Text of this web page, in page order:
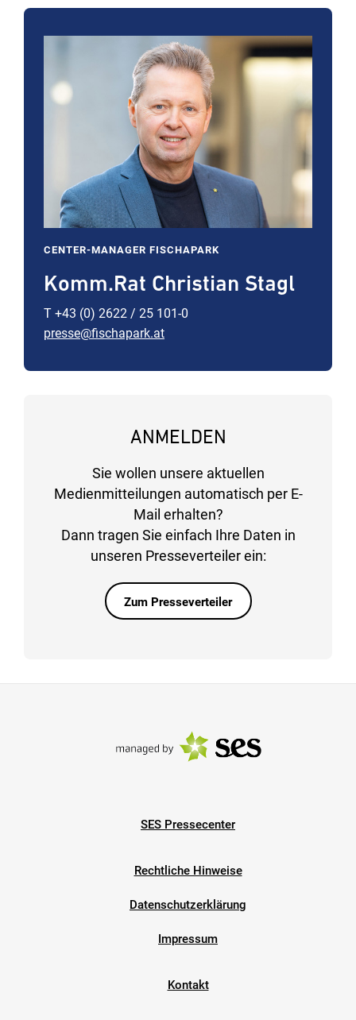
CENTER-MANAGER FISCHAPARK
Komm.Rat Christian Stagl
T +43 (0) 2622 / 25 101-0
presse@fischapark.at
ANMELDEN
Sie wollen unsere aktuellen
Medienmitteilungen automatisch per E-
Mail erhalten?
Dann tragen Sie einfach Ihre Daten in
unseren Presseverteiler ein:
Zum Presseverteiler
SES Pressecenter
Rechtliche Hinweise
Datenschutzerklärung
Impressum
Kontakt